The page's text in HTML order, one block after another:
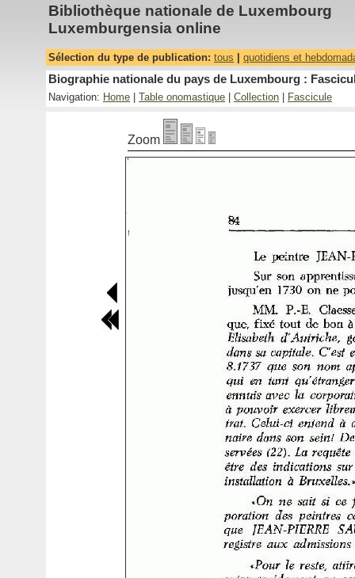
Bibliothèque nationale de Luxembourg
Luxemburgensia online
Sélection du type de publication: tous quotidiens et
Biographie nationale du pays de Luxembourg :
Navigation: Home Table onomastique Collection Fascicule
Zoom